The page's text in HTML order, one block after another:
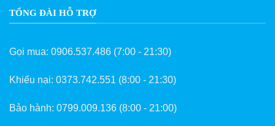
TỔNG ĐÀI HỖ TRỢ
Gọi mua: 0906.537.486 (7:00 - 21:30)
Khiếu nại: 0373.742.551 (8:00 - 21:30)
Bảo hành: 0799.009.136 (8:00 - 21:00)